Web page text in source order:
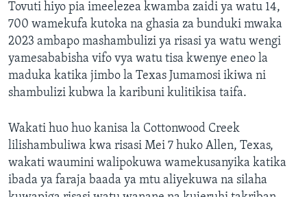
Tovuti hiyo pia imeelezea kwamba zaidi ya watu 14,
700 wamekufa kutoka na ghasia za bunduki mwaka
2023 ambapo mashambulizi ya risasi ya watu wengi
yamesababisha vifo vya watu tisa kwenye eneo la
maduka katika jimbo la Texas Jumamosi ikiwa ni
shambulizi kubwa la karibuni kulitikisa taifa.
Wakati huo huo kanisa la Cottonwood Creek
lilishambuliwa kwa risasi Mei 7 huko Allen, Texas,
wakati waumini walipokuwa wamekusanyika katika
ibada ya faraja baada ya mtu aliyekuwa na silaha